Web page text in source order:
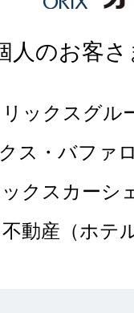
。）のご紹介・
イジー各社の利
チャイジー各社
、個人情報の取
人のお客
ックスグル
ス・バファ
クスカーシ
動産（ホテ